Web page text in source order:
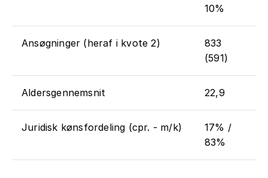
10%
Ansøgninger (heraf i kvote 2)
833
(591)
Aldersgennemsnit 22,9
Juridisk kønsfordeling (cpr. - m/k)
17% /
83%